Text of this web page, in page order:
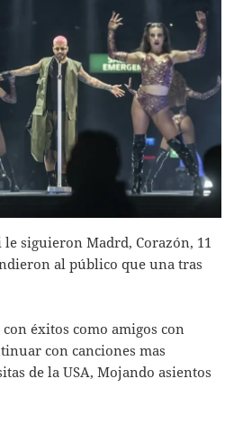
le siguieron Madrd, Corazón, 11
al público que una tras
éxitos como amigos con
con canciones mas
de la USA, Mojando asientos